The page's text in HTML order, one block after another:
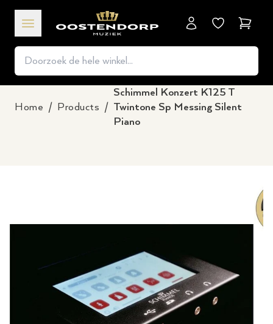
Home / Products /
Schimmel Konzert K125 T
Twintone Sp Messing Silent
Piano